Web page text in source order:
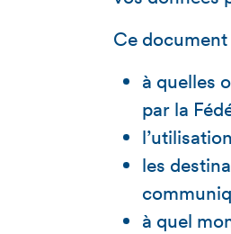
Ce
à quelles
par la
les
à quel